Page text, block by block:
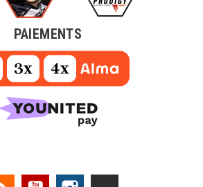
PAIEMENTS
Rss YouTube